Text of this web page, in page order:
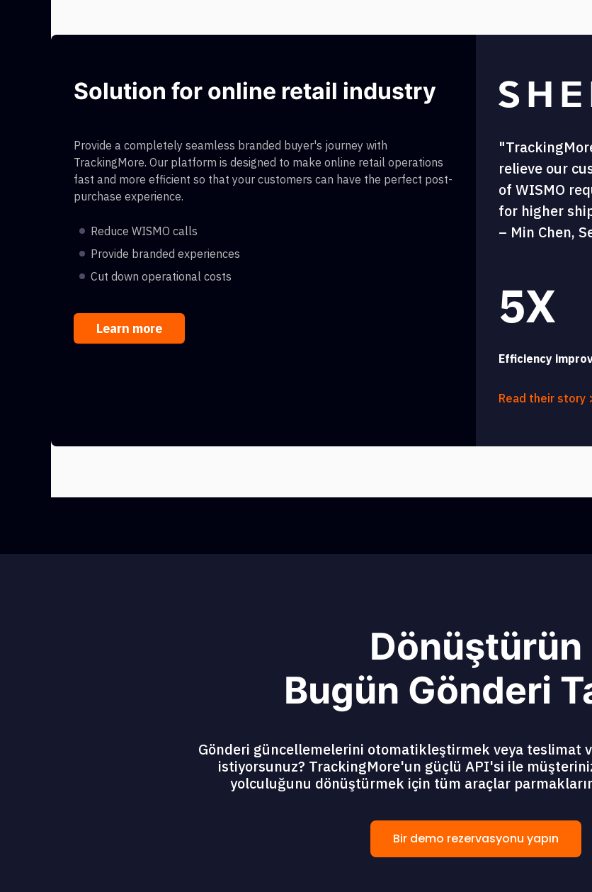
Solution for online retail industry
Provide a completely seamless branded buyer's journey with
TrackingMore. Our platform is designed to make online retail operations
fast and more efficient so that your customers can have the perfect post-
purchase experience.
Reduce WISMO calls
Provide branded experiences
Cut down operational costs
Learn more
relieve our
of WISMO
for higher
– Min Chen,
5X
Efficiency
Read their story
Dönüştürün
Bugün Gönderi
Gönderi güncellemelerini otomatikleştirmek veya teslimat
istiyorsunuz? TrackingMore'un güçlü API'si ile
yolculuğunu dönüştürmek için tüm araçlar
Bir demo rezervasyonu yapın